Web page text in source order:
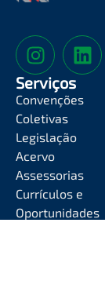
Serviços
Convenções
Coletivas
Legislação
Acervo
Assessorias
Currículos e
Oportunidades